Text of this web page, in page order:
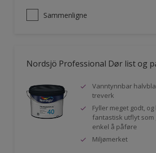
Sammenligne
Nordsjö Professional Dør list og
Vanntynnbar
treverk
Fyller meget godt,
fantastisk utflyt som
enkel å påføre
Miljømerket